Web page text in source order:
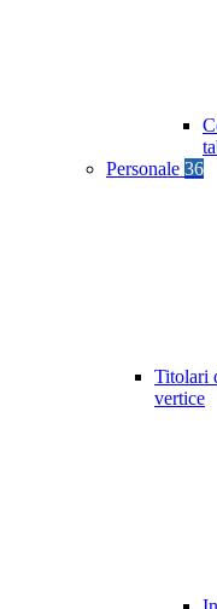
Personale 36
Titolari
vertice